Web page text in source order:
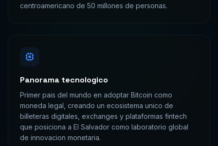
centroamericano de 50 millones de personas.
Panorama tecnologico
Primer pais del mundo en adoptar Bitcoin como
moneda legal, creando un ecosistema unico de
billeteras digitales, exchanges y plataformas fintech
que posiciona a El Salvador como laboratorio global
de innovacion monetaria.